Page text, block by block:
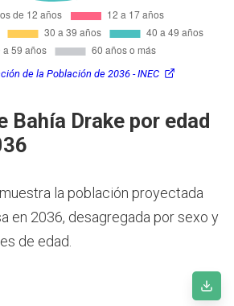
de la Población de 2036 - INEC
Bahía Drake por edad
la población proyectada
en 2036, desagregada por sexo y
de edad.